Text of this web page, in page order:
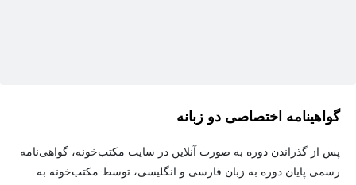
گواهینامه اختصاصی دو زبانه
پس از گذراندن دوره به صورت آنلاین در سایت مکتب‌خونه، گواهی‌نامه
رسمی پایان دوره به زبان فارسی و انگلیسی، توسط مکتب‌خونه به